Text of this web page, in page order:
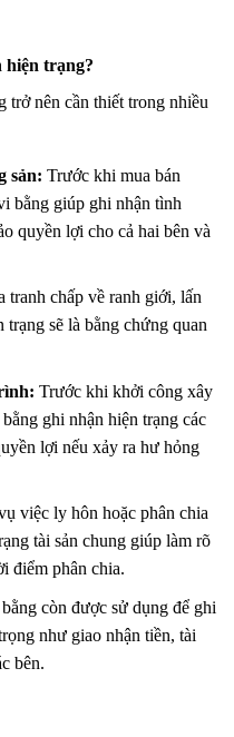
hiện trạng?
trở nên cần thiết trong nhiều
sản: Trước khi mua bán
bằng giúp ghi nhận tình
quyền lợi cho cả hai bên và
tranh chấp về ranh giới, lấn
sẽ là bằng chứng quan
Trước khi khởi công xây
ghi nhận hiện trạng các
lợi nếu xảy ra hư hỏng
việc ly hôn hoặc phân chia
tài sản chung giúp làm rõ
điểm phân chia.
còn được sử dụng để ghi
như giao nhận tiền, tài
bên.